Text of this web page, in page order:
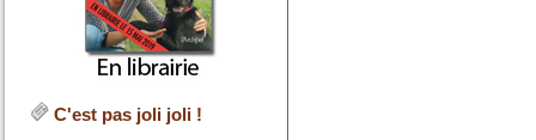
C'est pas joli joli !